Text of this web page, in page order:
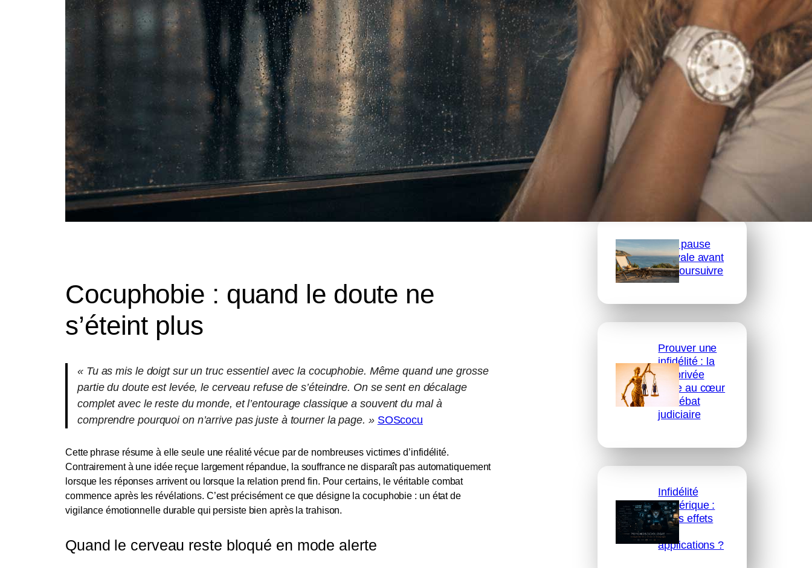
Cocuphobie : quand le doute ne
s’éteint plus
« Tu as mis le doigt sur un truc essentiel avec la cocuphobie. Même quand une grosse
partie du doute est levée, le cerveau refuse de s’éteindre. On se sent en décalage
complet avec le reste du monde, et l’entourage classique a souvent du mal à
comprendre pourquoi on n’arrive pas juste à tourner la page. » SOScocu
Cette phrase résume à elle seule une réalité vécue par de nombreuses victimes d’infidélité.
Contrairement à une idée reçue largement répandue, la souffrance ne disparaît pas automatiquement
lorsque les réponses arrivent ou lorsque la relation prend fin. Pour certains, le véritable combat
commence après les révélations. C’est précisément ce que désigne la cocuphobie : un état de
vigilance émotionnelle durable qui persiste bien après la trahison.
Quand le cerveau reste bloqué en mode alerte
Pages
Qui sommes nous ?
Pourquoi SOS Cocu est unique
Communiqué de presse SOS Cocu
Dans la presse
Une pause
estivale avant
de poursuivre
Prouver une
infidélité : la
vie privée
reste au cœur
du débat
judiciaire
Infidélité
numérique :
quels effets
des
applications ?